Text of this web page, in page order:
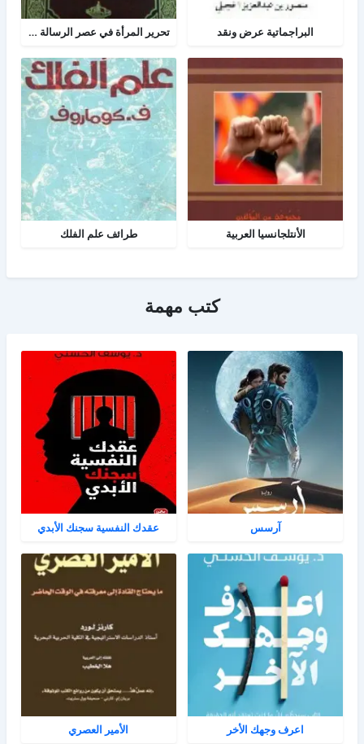
البراجماتية عرض ونقد تحرير المرأة في عصر الرسالة جــ 2
الأنتلجانسيا العربية طرائف علم الفلك
كتب مهمة
آرسس عقدك النفسية سجنك الأبدي
اعرف وجهك الأخر الأمير العصري